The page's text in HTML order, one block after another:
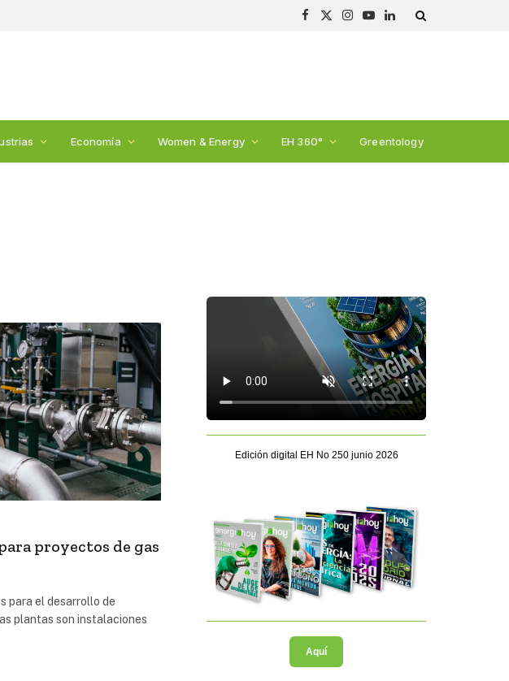
Facebook
X
Instagram
YouTubeLinkedIn
Economía Women & Energy EH 360° Greentology
proyectos de gas
para el desarrollo de
plantas son instalaciones
Edición digital EH No 250 junio 2026
Aquí